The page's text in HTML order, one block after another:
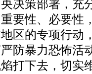
决策部署，充
要性、必要性
区的专项行动
防暴力恐怖活
打下去，切实